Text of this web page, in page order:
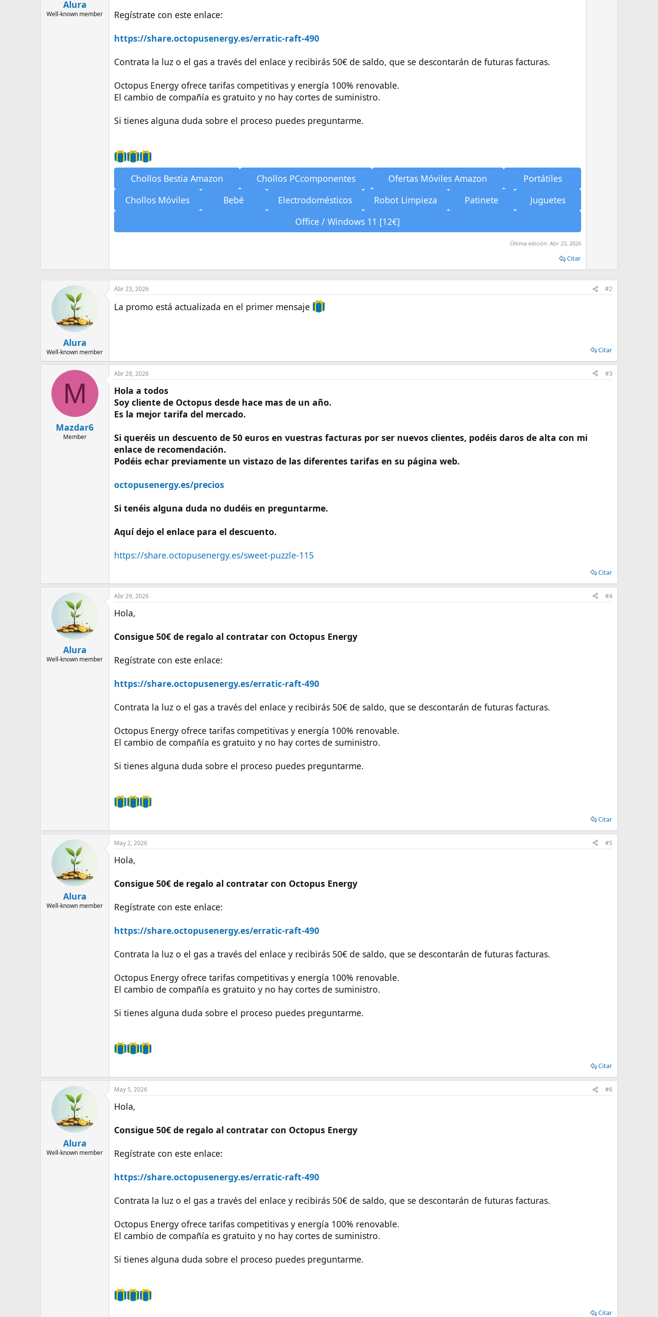
n
i
Alura
Well-known member
Regístrate con este enlace:
https://share.octopusenergy.es/erratic-raft-490
Contrata la luz o el gas a través del enlace y recibirás 50€ de saldo, que se descontarán de futuras facturas.
Octopus Energy ofrece tarifas competitivas y energía 100% renovable.
El cambio de compañía es gratuito y no hay cortes de suministro.
Si tienes alguna duda sobre el proceso puedes preguntarme.
Chollos Bestia Amazon Chollos PCcomponentes Ofertas Móviles Amazon
Portátiles
Chollos Móviles
Bebé Electrodomésticos Robot Limpieza Patinete
Juguetes
Office / Windows 11 [12€]
Última edición:Abr 23, 2026
Citar
Alura
Well-known member
Abr 23, 2026 #2
La promo está actualizada en el primer mensaje
Citar
M
Mazdar6
Member
Abr 28, 2026 #3
Hola a todos
Soy cliente de Octopus desde hace mas de un año.
Es la mejor tarifa del mercado.
Si queréis un descuento de 50 euros en vuestras facturas por ser nuevos clientes, podéis daros de alta con mi
enlace de recomendación.
Podéis echar previamente un vistazo de las diferentes tarifas en su página web.
octopusenergy.es/precios
Si tenéis alguna duda no dudéis en preguntarme.
Aquí dejo el enlace para el descuento.
https://share.octopusenergy.es/sweet-puzzle-115
Citar
Alura
Well-known member
Abr 29, 2026 #4
Hola,
Consigue 50€ de regalo al contratar con Octopus Energy
Regístrate con este enlace:
https://share.octopusenergy.es/erratic-raft-490
Contrata la luz o el gas a través del enlace y recibirás 50€ de saldo, que se descontarán de futuras facturas.
Octopus Energy ofrece tarifas competitivas y energía 100% renovable.
El cambio de compañía es gratuito y no hay cortes de suministro.
Si tienes alguna duda sobre el proceso puedes preguntarme.
Citar
Alura
Well-known member
May 2, 2026 #5
Hola,
Consigue 50€ de regalo al contratar con Octopus Energy
Regístrate con este enlace:
https://share.octopusenergy.es/erratic-raft-490
Contrata la luz o el gas a través del enlace y recibirás 50€ de saldo, que se descontarán de futuras facturas.
Octopus Energy ofrece tarifas competitivas y energía 100% renovable.
El cambio de compañía es gratuito y no hay cortes de suministro.
Si tienes alguna duda sobre el proceso puedes preguntarme.
Citar
Alura
Well-known member
May 5, 2026 #6
Hola,
Consigue 50€ de regalo al contratar con Octopus Energy
Regístrate con este enlace:
https://share.octopusenergy.es/erratic-raft-490
Contrata la luz o el gas a través del enlace y recibirás 50€ de saldo, que se descontarán de futuras facturas.
Octopus Energy ofrece tarifas competitivas y energía 100% renovable.
El cambio de compañía es gratuito y no hay cortes de suministro.
Si tienes alguna duda sobre el proceso puedes preguntarme.
Citar